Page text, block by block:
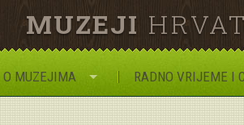
MUZEJI
O MUZEJIMA RADNO VRIJEME I